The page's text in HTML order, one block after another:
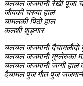
चलचल जजमानाैं रेखी पूजा
जाैंवकी चरुवा हाल
चामलकी पिठो हाल
कलशी शृङ्गार
चलचल जजमानाैं दैचामलाैंदाे
चलचल जजमानाैं मुग्लेरुका
चलचल जजमानाैं जग्गी
दैचामल पुज गाैत पुज